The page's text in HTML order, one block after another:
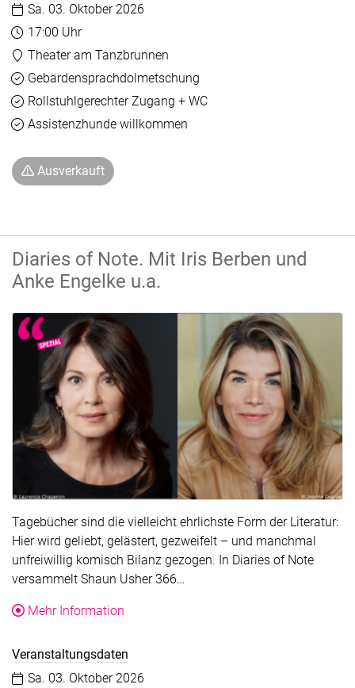
Datum:
Sa. 03. Oktober 2026
Uhrzeit:
17:00 Uhr
Veranstaltungsort:
Theater am Tanzbrunnen
Barrierefreiheit
Gebärdensprachdolmetschung
Rollstuhlgerechter Zugang + WCVerfügbar
Assistenzhunde willkommen
Ausverkauft
Diaries of Note. Mit Iris Berben und
Anke Engelke u.a.
Tagebücher sind die vielleicht ehrlichste Form der Literatur:
Hier wird geliebt, gelästert, gezweifelt – und manchmal
unfreiwillig komisch Bilanz gezogen. In Diaries of Note
versammelt Shaun Usher 366…
Mehr Information
Veranstaltungsdaten
Datum:
Sa. 03. Oktober 2026